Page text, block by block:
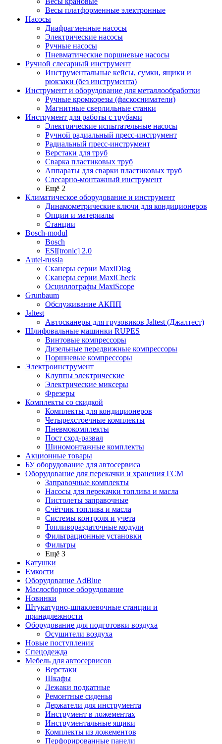
Весы платформенные электронные
Насосы
Диафрагменные насосы
Электрические насосы
Ручные насосы
Пневматические поршневые насосы
Ручной слесарный инструмент
Инструментальные кейсы, сумки, ящики и
рюкзаки (без инструмента)
Инструмент и оборудование для металлообработки
Ручные кромкорезы (фаскосниматели)
Магнитные сверлильные станки
Инструмент для работы с трубами
Электрические испытательные насосы
Ручной радиальный пресс-инструмент
Радиальный пресс-инструмент
Верстаки для труб
Сварка пластиковых труб
Аппараты для сварки пластиковых труб
Слесарно-монтажный инструмент
Ещё 2
Климатическое оборудование и инструмент
Динамометрические ключи для кондиционеров
Опции и материалы
Станции
Bosch-modul
Bosch
ESI[tronic] 2.0
Autel-russia
Сканеры серии MaxiDiag
Сканеры серии MaxiCheck
Осциллографы MaxiScope
Grunbaum
Обслуживание АКПП
Jaltest
Автосканеры для грузовиков Jaltest (Джалтест)
Шлифовальные машинки RUPES
Винтовые компрессоры
Дизельные передвижные компрессоры
Поршневые компрессоры
Электроинструмент
Клуппы электрические
Электрические миксеры
Фрезеры
Комплекты со скидкой
Комплекты для кондиционеров
Четырехстоечные комплекты
Пневмокомплекты
Пост сход-развал
Шиномонтажные комплекты
Акционные товары
БУ оборудование для автосервиса
Оборудование для перекачки и хранения ГСМ
Заправочные комплекты
Насосы для перекачки топлива и масла
Пистолеты заправочные
Счётчик топлива и масла
Системы контроля и учета
Топливораздаточные модули
Фильтрационные установки
Фильтры
Ещё 3
Катушки
Емкости
Оборудование AdBlue
Маслосборное оборудование
Новинки
Штукатурно-шпаклевочные станции и
принадлежности
Оборудование для подготовки воздуха
Осушители воздуха
Новые поступления
Спецодежда
Мебель для автосервисов
Верстаки
Шкафы
Лежаки подкатные
Ремонтные сиденья
Держатели для инструмента
Инструмент в ложементах
Инструментальные ящики
Комплекты из ложементов
Перфорированные панели